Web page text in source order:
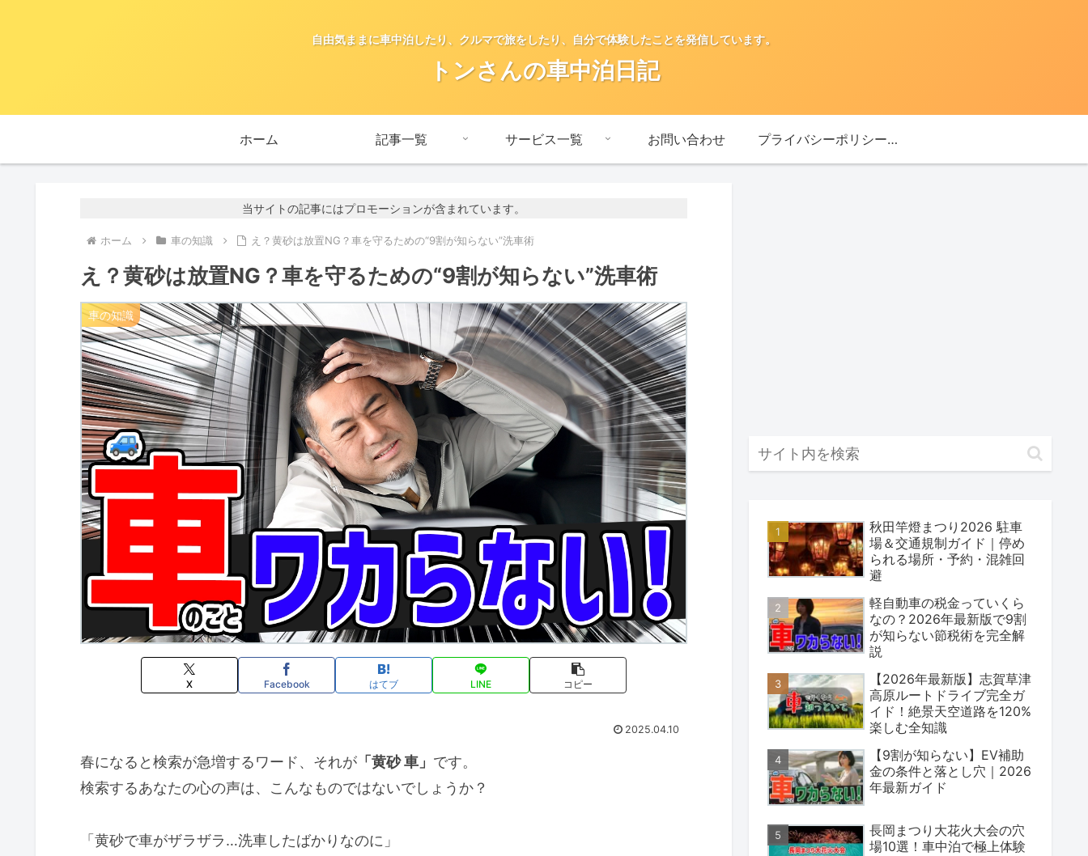
自由気ままに車中泊したり、クルマで旅をしたり、自分で体験したことを発信しています。
トンさんの車中泊日記
ホーム 記事一覧 サービス一覧 お問い合わせ プライバシーポリシー・免責事項
当サイトの記事にはプロモーションが含まれています。
ホーム 車の知識 え？黄砂は放置NG？車を守るための“9割が知らない”洗車術
え？黄砂は放置NG？車を守るための“9割が知らない”洗車術
車の知識
X Facebook はてブ LINE コピー
2025.04.10
春になると検索が急増するワード、それが 「黄砂 車」 です。
検索するあなたの心の声は、こんなものではないでしょうか？
「黄砂で車がザラザラ…洗車したばかりなのに」
秋田竿燈まつり2026 駐車
場＆交通規制ガイド｜停め
られる場所・予約・混雑回
避
軽自動車の税金っていくら
なの？2026年最新版で9割
が知らない節税術を完全解
説
【2026年最新版】志賀草津
高原ルートドライブ完全ガ
イド！絶景天空道路を120%
楽しむ全知識
【9割が知らない】EV補助
金の条件と落とし穴｜2026
年最新ガイド
長岡まつり大花火大会の穴
場10選！車中泊で極上体験